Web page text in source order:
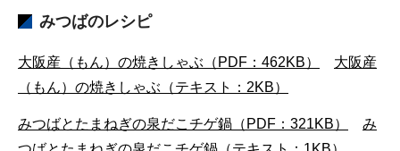
みつばのレシピ
大阪産（もん）の焼きしゃぶ（PDF：462KB）
大阪産
（もん）の焼きしゃぶ（テキスト：2KB）
みつばとたまねぎの泉だこチゲ鍋（PDF：321KB）
み